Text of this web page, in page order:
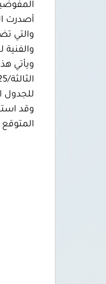
المفوضية
والتي
والفنية
للجدول
المتوقع